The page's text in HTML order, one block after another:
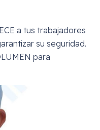
a tus trabajadores
su seguridad.
para